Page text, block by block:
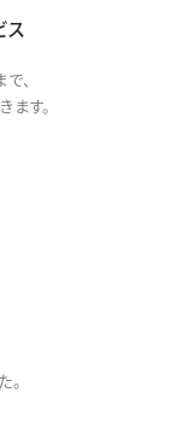
ス
、
ます。
。